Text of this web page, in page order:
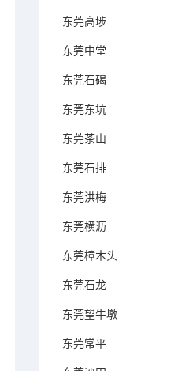
东莞高埗
东莞中堂
东莞石碣
东莞东坑
东莞茶山
东莞石排
东莞洪梅
东莞横沥
东莞樟木头
东莞石龙
东莞望牛墩
东莞常平